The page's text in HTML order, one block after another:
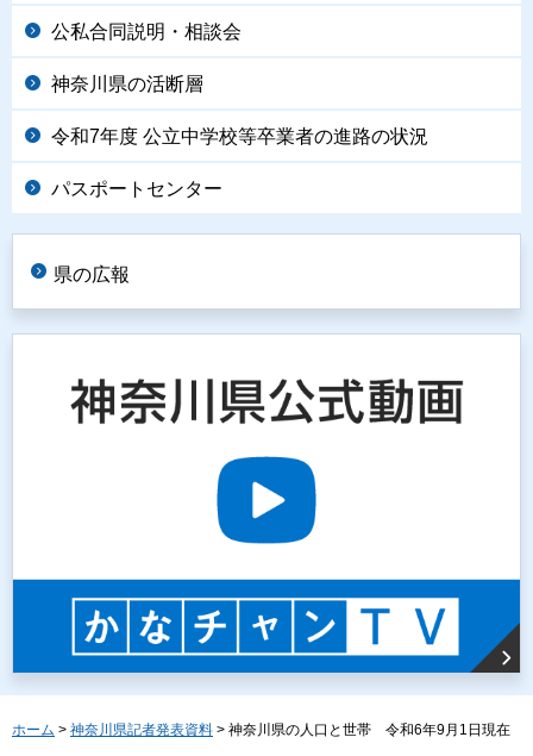
公私合同説明・相談会
神奈川県の活断層
令和7年度 公立中学校等卒業者の進路の状況
パスポートセンター
県の広報
ホーム > 神奈川県記者発表資料 > 神奈川県の人口と世帯 令和6年9月1日現在